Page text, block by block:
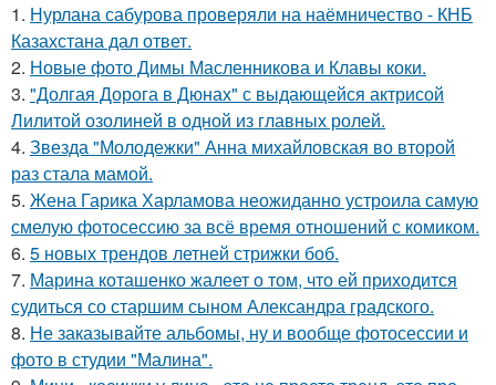
1. Нурлана сабурова проверяли на наёмничество - КНБ
Казахстана дал ответ.
2. Новые фото Димы Масленникова и Клавы коки.
3. "Долгая Дорога в Дюнах" с выдающейся актрисой
Лилитой озолиней в одной из главных ролей.
4. Звезда "Молодежки" Анна михайловская во второй
раз стала мамой.
5. Жена Гарика Харламова неожиданно устроила самую
смелую фотосессию за всё время отношений с комиком.
6. 5 новых трендов летней стрижки боб.
7. Марина коташенко жалеет о том, что ей приходится
судиться со старшим сыном Александра градского.
8. Не заказывайте альбомы, ну и вообще фотосессии и
фото в студии "Малина".